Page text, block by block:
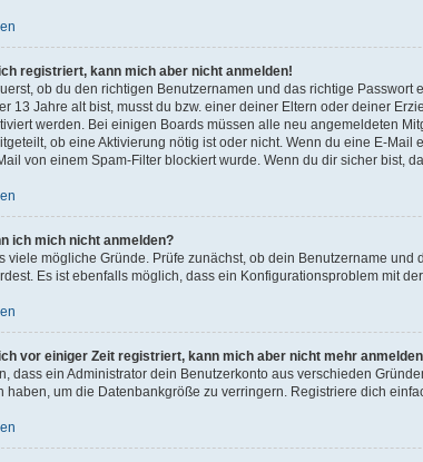
registriert, kann mich aber nicht anmelden!
ob du den richtigen Benutzernamen und das richtige
13 Jahre alt bist, musst du bzw. einer deiner Eltern oder deiner
werden. Bei einigen Boards müssen alle neu angemeldeten
ob eine Aktivierung nötig ist oder nicht. Wenn du eine E-
von einem Spam-Filter blockiert wurde. Wenn du dir sicher bist,
ich mich nicht anmelden?
viele mögliche Gründe. Prüfe zunächst, ob dein Benutzername
Es ist ebenfalls möglich, dass ein Konfigurationsproblem mit
vor einiger Zeit registriert, kann mich aber nicht mehr
dass ein Administrator dein Benutzerkonto aus verschieden
haben, um die Datenbankgröße zu verringern. Registriere dich